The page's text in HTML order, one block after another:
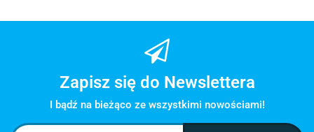
Zapisz się do Newslettera
I bądź na bieżąco ze wszystkimi nowościami!